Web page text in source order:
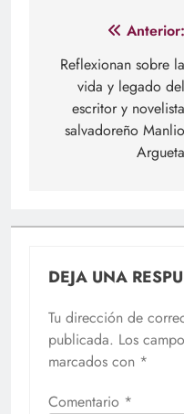
Navegación
de
entradas
Anterior:
Reflexionan sobre la
vida y legado del
escritor y novelista
salvadoreño Manlio
Argueta
DEJA UNA
Tu dirección de
publicada. Los
marcados con *
Comentario *